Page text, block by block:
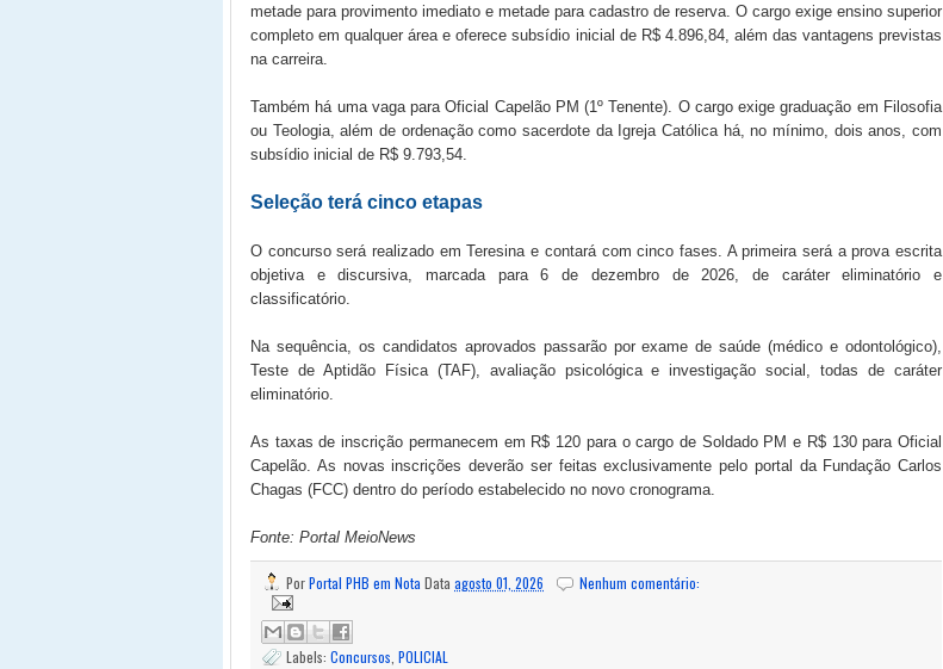
metade para provimento imediato e metade para cadastro de reserva. O cargo exige ensino superior
completo em qualquer área e oferece subsídio inicial de R$ 4.896,84, além das vantagens previstas
na carreira.
Também há uma vaga para Oficial Capelão PM (1º Tenente). O cargo exige graduação em Filosofia
ou Teologia, além de ordenação como sacerdote da Igreja Católica há, no mínimo, dois anos, com
subsídio inicial de R$ 9.793,54.
Seleção terá cinco etapas
O concurso será realizado em Teresina e contará com cinco fases. A primeira será a prova escrita
objetiva e discursiva, marcada para 6 de dezembro de 2026, de caráter eliminatório e
classificatório.
Na sequência, os candidatos aprovados passarão por exame de saúde (médico e odontológico),
Teste de Aptidão Física (TAF), avaliação psicológica e investigação social, todas de caráter
eliminatório.
As taxas de inscrição permanecem em R$ 120 para o cargo de Soldado PM e R$ 130 para Oficial
Capelão. As novas inscrições deverão ser feitas exclusivamente pelo portal da Fundação Carlos
Chagas (FCC) dentro do período estabelecido no novo cronograma.
Fonte: Portal MeioNews
PorPortal PHB em Nota Data agosto 01, 2026 Nenhum comentário:
Labels: Concursos POLICIAL